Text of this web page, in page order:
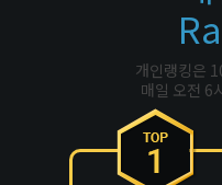
개인랭킹은
매일 오전 6